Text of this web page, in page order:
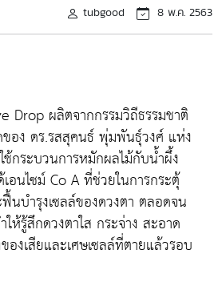
tubgood 8 พ.ค. 2563
Drop ผลิตจากกรรมวิถีธรรมชาติ
อง ดร.รสสุคนธ์ พุ่มพันธุ์วงศ์ แห่ง
กระบวนการหมักผลไม้กับน้ำผึ้ง
อนไซม์ Co A ที่ช่วยในการกระตุ้
นบำรุงเซลล์ของดวงตา ตลอดจน
ห้รู้สึกดวงตาใส กระจ่าง สะอาด
งเสียและเศษเซลล์ที่ตายแล้วรอบ